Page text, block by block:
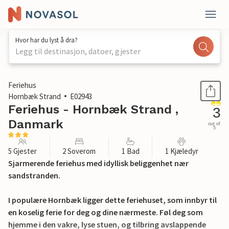
Hvor har du lyst å dra?
Legg til destinasjon, datoer, gjester
1 / 17
Feriehus
Hornbæk Strand
E02943
Feriehus - Hornbæk Strand ,
Danmark
3
out of
5
5 Gjester 2 Soverom 1 Bad 1 Kjæledyr
Sjarmerende feriehus med idyllisk beliggenhet nær
sandstranden.
I populære Hornbæk ligger dette feriehuset, som innbyr til
en koselig ferie for deg og dine nærmeste. Føl deg som
hjemme i den vakre, lyse stuen, og tilbring avslappende